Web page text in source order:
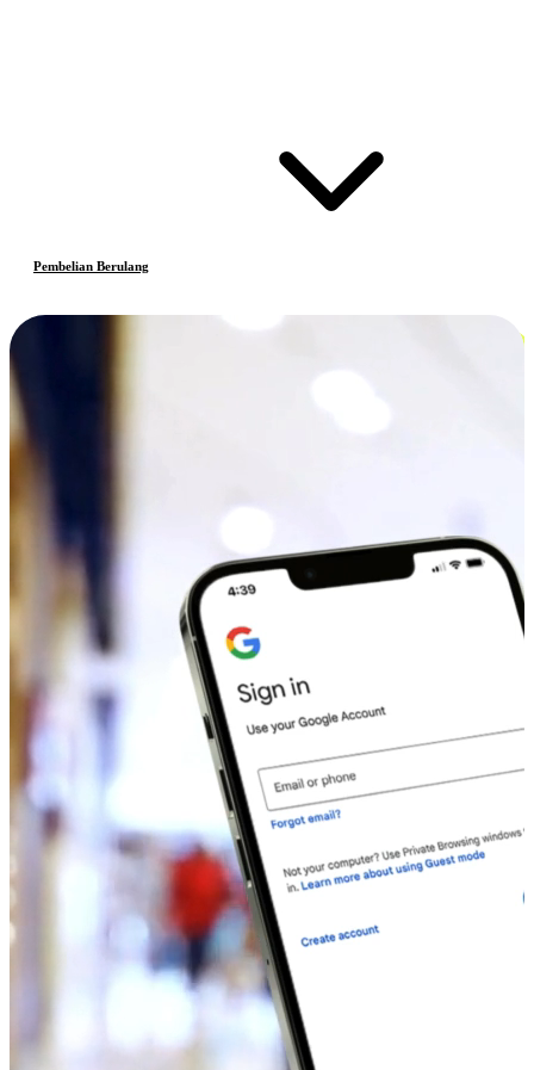
Pembelian Berulang